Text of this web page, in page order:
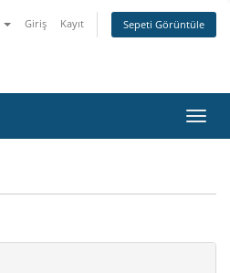
Giriş Kayıt Sepeti Görüntüle